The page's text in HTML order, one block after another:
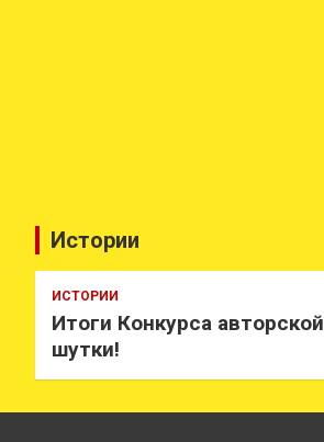
Истории
ИСТОРИИ
Итоги Конкурса авторской
шутки!